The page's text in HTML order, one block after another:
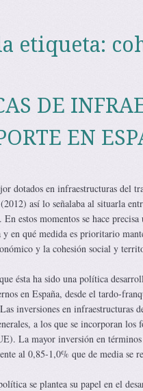
etiqueta:
DE
EN
dotados en infraestructuras del
así lo señalaba al situarla
estos momentos se hace
en qué medida es prioritario
y la cohesión social y
ésta ha sido una política
en España, desde el tardo-
inversiones en infraestructuras
a los que se incorporan
La mayor inversión en
al 0,85-1,0% que de media se
se plantea su papel en el